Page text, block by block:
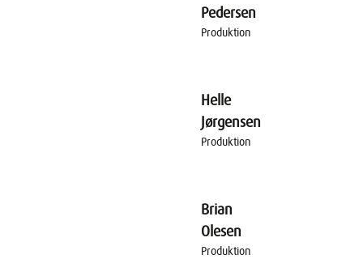
Pedersen
Produktion
Helle
Jørgensen
Produktion
Brian
Olesen
Produktion